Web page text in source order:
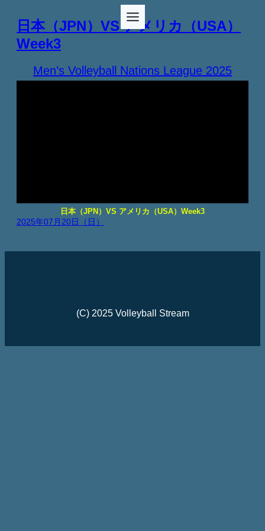
日本（JPN）VS アメリカ（USA）
Week3
Men’s Volleyball Nations League 2025
日本（JPN）VS アメリカ（USA）Week3
2025年07月20日（日）
(C) 2025 Volleyball Stream